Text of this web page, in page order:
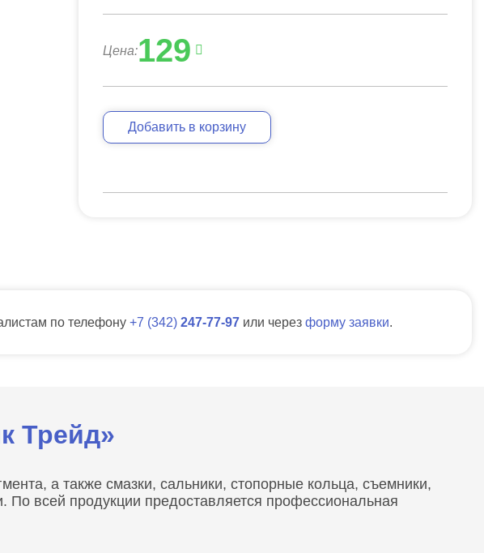
Цена:129
Добавить в корзину
по телефону 7 342 247-77-97 или через форму заявки.
Трейд»
а также смазки, сальники, стопорные кольца, съемники,
всей продукции предоставляется профессиональная